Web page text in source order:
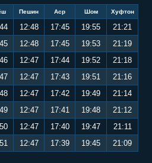
Пешин Аср Шом Хуфтон
12:48 17:45 19:55
21:21
12:48 17:45 19:53
21:19
12:47 17:44 19:52
21:18
12:47 17:43 19:51
21:16
12:47 17:42 19:49
21:14
12:47 17:41 19:48
21:12
12:47 17:40 19:47
21:11
12:47 17:39 19:45 21:09